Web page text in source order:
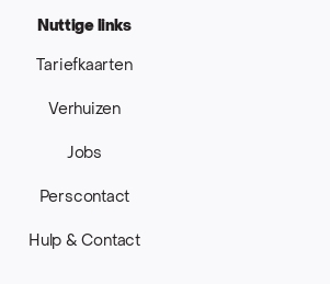
Nuttige links
Tariefkaarten
Verhuizen
Jobs
Perscontact
Hulp & Contact